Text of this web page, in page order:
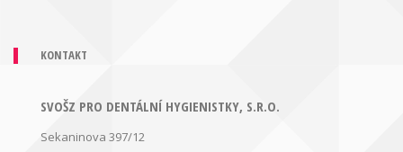
KONTAKT
SVOŠZ PRO DENTÁLNÍ HYGIENISTKY, S.R.O.
Sekaninova 397/12